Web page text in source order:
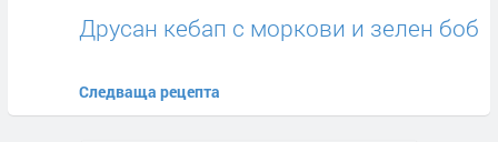
Друсан кебап с моркови и зелен боб
Следваща рецепта